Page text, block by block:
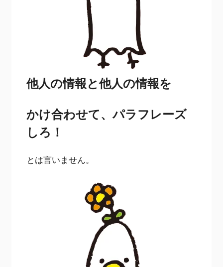
他人の情報と他人の情報を
かけ合わせて、パラフレーズ
しろ！
とは言いません。